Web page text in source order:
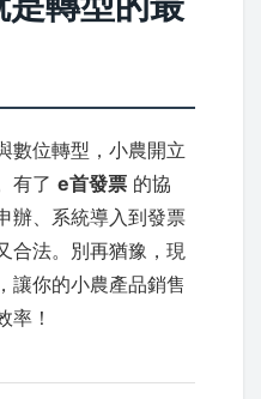
數位轉型，小農開立
有了 e首發票 的協
辦、系統導入到發票
合法。別再猶豫，現
讓你的小農產品銷售
率！